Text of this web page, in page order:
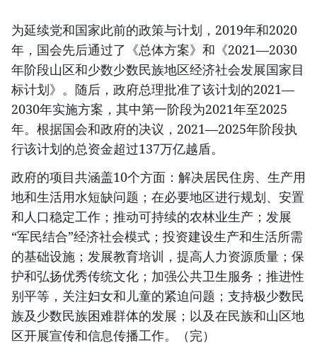
为延续党和国家此前的政策与计划，2019年和2020
年，国会先后通过了《总体方案》和《2021—2030
年阶段山区和少数少数民族地区经济社会发展国家目
标计划》。随后，政府总理批准了该计划的2021—
2030年实施方案，其中第一阶段为2021年至2025
年。根据国会和政府的决议，2021—2025年阶段执
行该计划的总资金超过137万亿越盾。
政府的项目共涵盖10个方面：解决居民住房、生产用
地和生活用水短缺问题；在必要地区进行规划、安置
和人口稳定工作；推动可持续的农林业生产；发展
“军民结合”经济社会模式；投资建设生产和生活所需
的基础设施；发展教育培训，提高人力资源质量；保
护和弘扬优秀传统文化；加强公共卫生服务；推进性
别平等，关注妇女和儿童的紧迫问题；支持极少数民
族及少数民族困难群体的发展；以及在民族和山区地
区开展宣传和信息传播工作。（完）